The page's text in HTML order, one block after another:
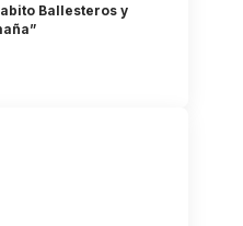
Ballesteros y